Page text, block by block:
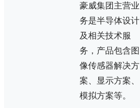
豪威集团主营业
务是半导体设计
及相关技术服
务，产品包含图
像传感器解决方
案、显示方案、
模拟方案等。